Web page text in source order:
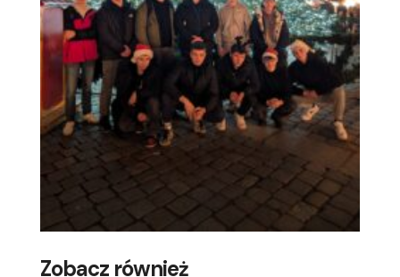
Zobacz również